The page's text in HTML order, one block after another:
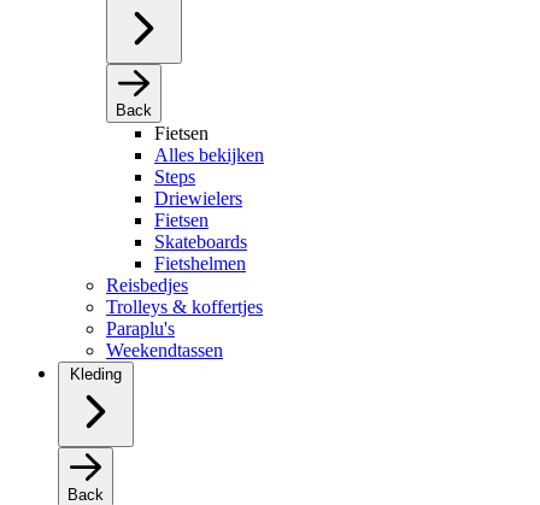
Back
Fietsen
Alles bekijken
Steps
Driewielers
Fietsen
Skateboards
Fietshelmen
Reisbedjes
Trolleys & koffertjes
Paraplu's
Weekendtassen
Kleding
Back